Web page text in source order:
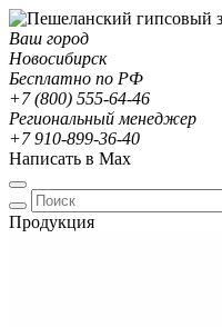
Ваш город
Новосибирск
Бесплатно по РФ
+7 (800) 555-64-46
Региональный менеджер
+7 910-899-36-40
Написать в Max
Продукция